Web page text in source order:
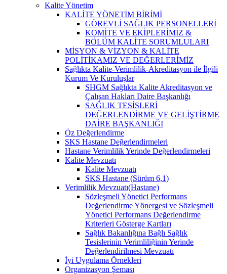
Kalite Yönetim
KALİTE YÖNETİM BİRİMİ
GÖREVLİ SAĞLIK PERSONELLERİ
KOMİTE VE EKİPLERİMİZ &
BÖLÜM KALİTE SORUMLULARI
MİSYON & VİZYON & KALİTE
POLİTİKAMIZ VE DEĞERLERİMİZ
Sağlıkta Kalite-Verimlilik-Akreditasyon ile İlgili
Kurum Ve Kuruluşlar
SHGM Sağlıkta Kalite Akreditasyon ve
Çalışan Hakları Daire Başkanlığı
SAĞLIK TESİSLERİ
DEĞERLENDİRME VE GELİŞTİRME
DAİRE BAŞKANLIĞI
Öz Değerlendirme
SKS Hastane Değerlendirmeleri
Hastane Verimlilik Yerinde Değerlendirmeleri
Kalite Mevzuatı
Kalite Mevzuatı
SKS Hastane (Sürüm 6,1)
Verimlilik Mevzuatı(Hastane)
Sözleşmeli Yönetici Performans
Değerlendirme Yönergesi ve Sözleşmeli
Yönetici Performans Değerlendirme
Kriterleri Gösterge Kartları
Sağlık Bakanlığına Bağlı Sağlık
Tesislerinin Verimliliğinin Yerinde
Değerlendirilmesi Mevzuatı
İyi Uygulama Örnekleri
Organizasyon Şeması